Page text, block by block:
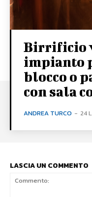
Birrificio
impianto
blocco o
con sala
ANDREA TURCO - 24
LASCIA UN COMMENTO